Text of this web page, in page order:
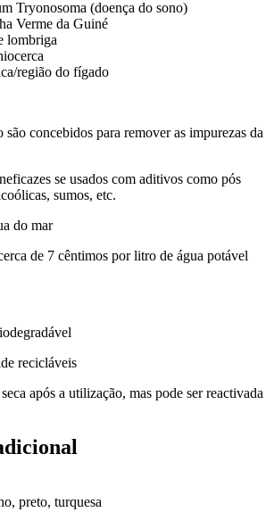
Tryonosoma (doença do sono)
Verme da Guiné
lombriga
região do fígado
concebidos para remover as impurezas da
se usados com aditivos como pós
sumos, etc.
do mar
de 7 cêntimos por litro de água potável
recicláveis
após a utilização, mas pode ser reactivada
preto, turquesa